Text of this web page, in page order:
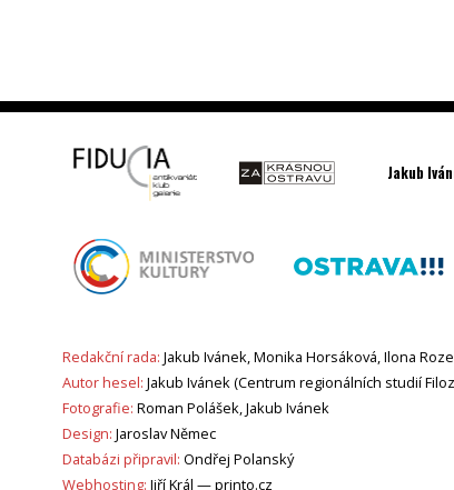
Jakub
Redakční rada: Jakub Ivánek, Monika Horsáková, Ilona
Autor hesel: Jakub Ivánek (Centrum regionálních studií
Fotografie: Roman Polášek, Jakub Ivánek
Design: Jaroslav Němec
Databázi připravil: Ondřej Polanský
Webhosting: Jiří Král —printo.cz